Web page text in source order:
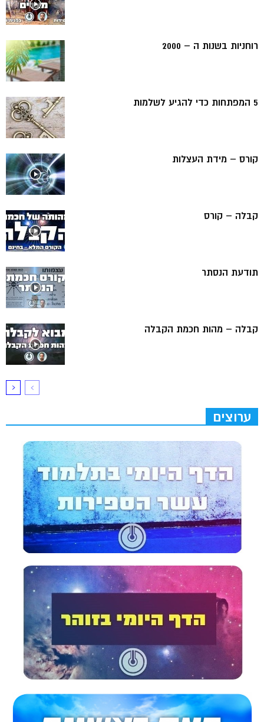
רוחניות בשנות ה – 2000
5 המפתחות כדי להגיע לשלמות
קורס – מידת העצלות
קבלה – קורס
תודעת הנסתר
קבלה – מהות חכמת הקבלה
ערוצים